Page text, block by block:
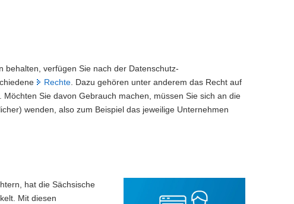
behalten, verfügen Sie nach der Datenschutz-
Rechte . Dazu gehören unter anderem das Recht auf
Sie davon Gebrauch machen, müssen Sie sich an die
wenden, also zum Beispiel das jeweilige Unternehmen
hat die Sächsische
Mit diesen